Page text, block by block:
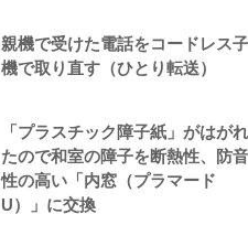
親機で受けた電話をコードレス子
機で取り直す（ひとり転送）
「プラスチック障子紙」がはがれ
たので和室の障子を断熱性、防音
性の高い「内窓（プラマード
U）」に交換